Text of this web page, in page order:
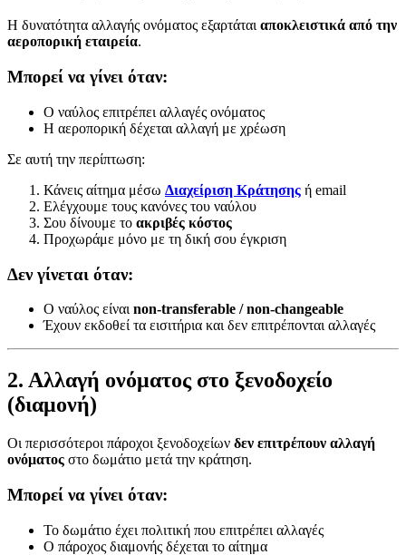
Η δυνατότητα αλλαγής ονόματος εξαρτάταιαποκλειστικά από την
αεροπορική εταιρεία.
Μπορεί να γίνει όταν:
Ο ναύλος επιτρέπει αλλαγές ονόματος
Η αεροπορική δέχεται αλλαγή με χρέωση
Σε αυτή την περίπτωση:
Κάνεις αίτημα μέσω Διαχείριση Κράτησης ή email
Ελέγχουμε τους κανόνες του ναύλου
Σου δίνουμε το ακριβές κόστος
Προχωράμε μόνο με τη δική σου έγκριση
Δεν γίνεται όταν:
Ο ναύλος είναι non-transferable / non-changeable
Έχουν εκδοθεί τα εισιτήρια και δεν επιτρέπονται αλλαγές
2. Αλλαγή ονόματος στο ξενοδοχείο
(διαμονή)
Οι περισσότεροι πάροχοι ξενοδοχείων δεν επιτρέπουν αλλαγή
ονόματος στο δωμάτιο μετά την κράτηση.
Μπορεί να γίνει όταν:
Το δωμάτιο έχει πολιτική που επιτρέπει αλλαγές
Ο πάροχος διαμονής δέχεται το αίτημα